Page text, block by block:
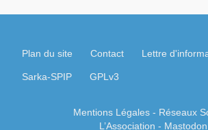
Plan du site Contact Lettre
Sarka-SPIP GPLv3
Mentions Légales- Réseaux
L’Association - Mastodon